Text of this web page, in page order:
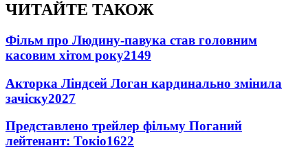
ЧИТАЙТЕ ТАКОЖ
Фільм про Людину-павука став головним
касовим хітом року2149
Акторка Ліндсей Логан кардинально змінила
зачіску2027
Представлено трейлер фільму Поганий
лейтенант: Токіо1622